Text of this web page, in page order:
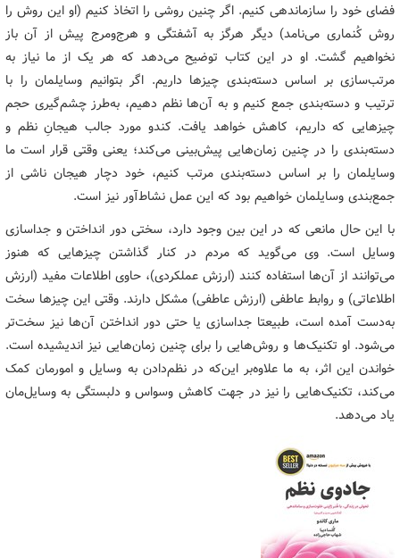
فضای خود را سازماندهی کنیم. اگر چنین روشی را اتخاذ کنیم (او این روش را
روش کُنماری می‌نامد) دیگر هرگز به آشفتگی و هرج‌ومرج پیش از آن باز
نخواهیم گشت. او در این کتاب توضیح می‌دهد که هر یک از ما نیاز به
مرتب‌سازی بر اساس دسته‌بندی چیزها داریم. اگر بتوانیم وسایلمان را با
ترتیب و دسته‌بندی جمع کنیم و به آن‌ها نظم دهیم، به‌طرز چشم‌گیری حجم
چیزهایی که داریم، کاهش خواهد یافت. کندو مورد جالب هیجانِ نظم و
دسته‌بندی را در چنین زمان‌هایی پیش‌بینی می‌کند؛ یعنی وقتی قرار است ما
وسایلمان را بر اساس دسته‌بندی مرتب کنیم، خود دچار هیجان ناشی از
جمع‌بندی وسایلمان خواهیم بود که این عمل نشاط‌آور نیز است.
با این حال مانعی که در این بین وجود دارد، سختی دور انداختن و جداسازی
وسایل است. وی می‌گوید که مردم در کنار گذاشتن چیزهایی که هنوز
می‌توانند از آن‌ها استفاده کنند (ارزش عملکردی)، حاوی اطلاعات مفید (ارزش
اطلاعاتی) و روابط عاطفی (ارزش عاطفی) مشکل دارند. وقتی این چیزها سخت
به‌دست آمده است، طبیعتا جداسازی یا حتی دور انداختن آن‌ها نیز سخت‌تر
می‌شود. او تکنیک‌ها و روش‌هایی را برای چنین زمان‌هایی نیز اندیشیده است.
خواندن این اثر، به ما علاوه‌بر این‌که در نظم‌دادن به وسایل و امورمان کمک
می‌کند، تکنیک‌هایی را نیز در جهت کاهش وسواس و دلبستگی به وسایل‌مان
یاد می‌دهد.